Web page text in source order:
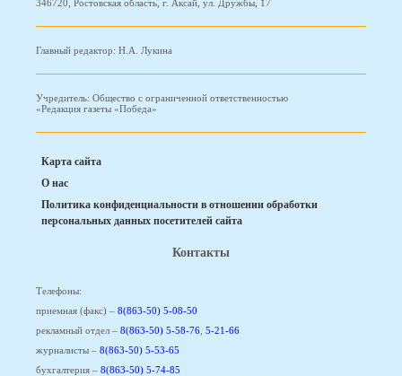
346720, Ростовская область, г. Аксай, ул. Дружбы, 17
Главный редактор: Н.А. Лукина
Учредитель: Общество с ограниченной ответственностью
«Редакция газеты «Победа»
Карта сайта
О нас
Политика конфиденциальности в отношении обработки
персональных данных посетителей сайта
Контакты
Телефоны:
приемная (факс) – 8(863-50) 5-08-50
рекламный отдел – 8(863-50) 5-58-76 5-21-66
журналисты – 8(863-50) 5-53-65
бухгалтерия – 8(863-50) 5-74-85